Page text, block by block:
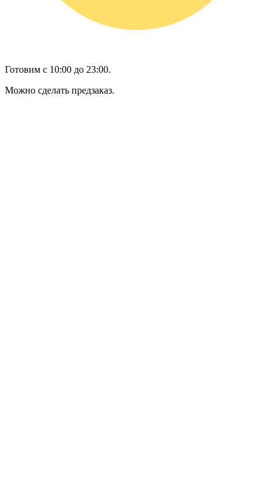
Готовим с 10:00 до 23:00.
Можно сделать предзаказ.